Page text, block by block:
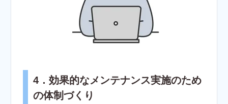
4． 効果的なメンテナンス実施のため
の体制づくり